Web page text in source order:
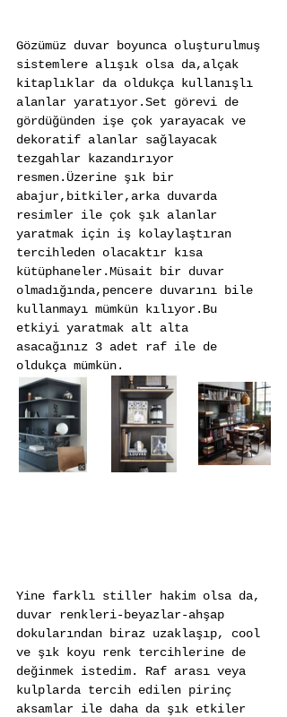
Gözümüz duvar boyunca oluşturulmuş
sistemlere alışık olsa da,alçak
kitaplıklar da oldukça kullanışlı
alanlar yaratıyor.Set görevi de
gördüğünden işe çok yarayacak ve
dekoratif alanlar sağlayacak
tezgahlar kazandırıyor
resmen.Üzerine şık bir
abajur,bitkiler,arka duvarda
resimler ile çok şık alanlar
yaratmak için iş kolaylaştıran
tercihleden olacaktır kısa
kütüphaneler.Müsait bir duvar
olmadığında,pencere duvarını bile
kullanmayı mümkün kılıyor.Bu
etkiyi yaratmak alt alta
asacağınız 3 adet raf ile de
oldukça mümkün.
Yine farklı stiller hakim olsa da,
duvar renkleri-beyazlar-ahşap
dokularından biraz uzaklaşıp, cool
ve şık koyu renk tercihlerine de
değinmek istedim. Raf arası veya
kulplarda tercih edilen pirinç
aksamlar ile daha da şık etkiler